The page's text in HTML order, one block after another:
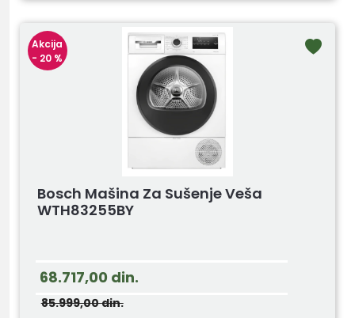
Akcija
- 20 %
Bosch Mašina Za Sušenje Veša
WTH83255BY
68.717,00 din.
85.999,00din.